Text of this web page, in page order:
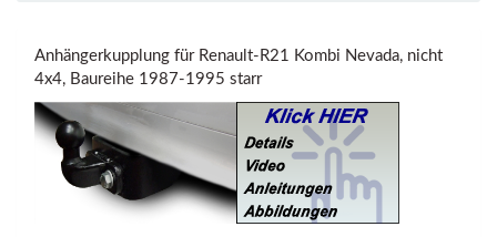
Anhängerkupplung für Renault-R21 Kombi Nevada, nicht
4x4, Baureihe 1987-1995 starr